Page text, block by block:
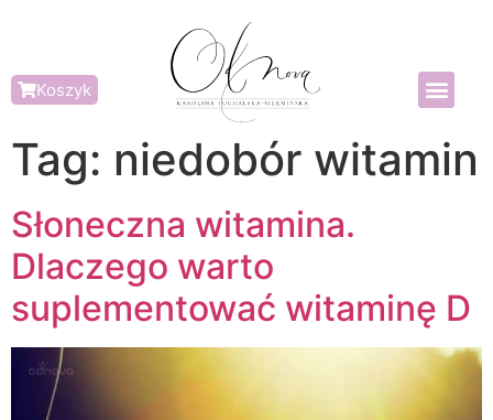
Koszyk
Tag: niedobór witamin
Słoneczna witamina.
Dlaczego warto
suplementować witaminę D